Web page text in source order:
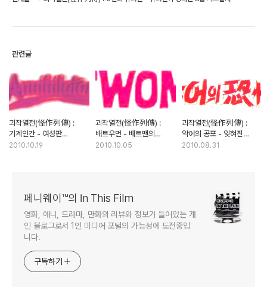
관련글
괴작열전(怪作列傳) :
기계인간 - 여성판
터미네이터의 정체는?
2010.10.19
괴작열전(怪作列傳) :
배트우먼 - 배트맨의
후광을 이용한 표절
2010.10.05
괴작열전(怪作列傳) :
악어의 공포 - 잊혀진
최초의 악어 공포영화
2010.08.31
페니웨이™의 In This Film
영화, 애니, 드라마, 만화의 리뷰와 정보가 들어있는 개
인 블로그로서 1인 미디어 포털의 가능성에 도전중입
니다.
구독하기